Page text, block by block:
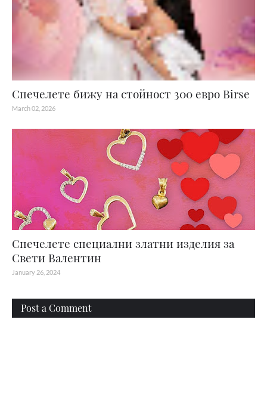
Спечелете бижу на стойност 300 евро Birse
March 02, 2026
Спечелете специални златни изделия за
Свети Валентин
January 26, 2024
Post a Comment